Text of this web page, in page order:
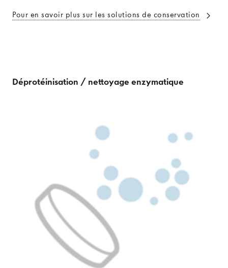
Pour en savoir plus sur les solutions de conservation
Déprotéinisation / nettoyage enzymatique